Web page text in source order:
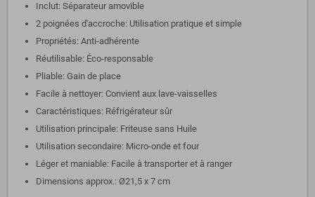
Inclut: Séparateur amovible
2 poignées d'accroche: Utilisation pratique et simple
Propriétés: Anti-adhérente
Réutilisable: Éco-responsable
Pliable: Gain de place
Facile à nettoyer: Convient aux lave-vaisselles
Caractéristiques: Réfrigérateur sûr
Utilisation principale: Friteuse sans Huile
Utilisation secondaire: Micro-onde et four
Léger et maniable: Facile à transporter et à ranger
Dimensions approx.: Ø21,5 x 7 cm